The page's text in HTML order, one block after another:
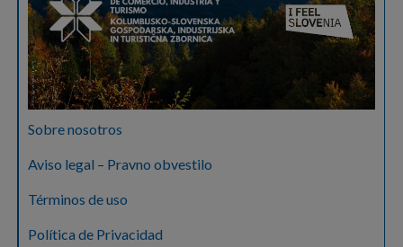
Sobre nosotros
Aviso legal – Pravno obvestilo
Términos de uso
Política de Privacidad